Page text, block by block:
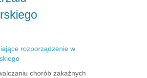
chorób zakaźnych